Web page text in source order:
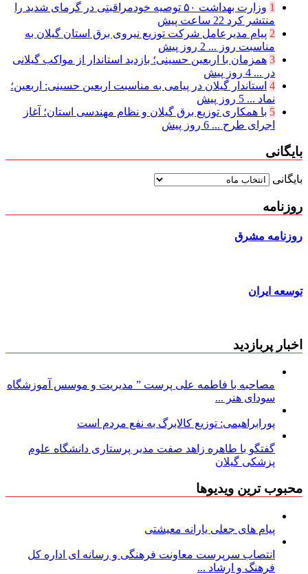
1
وزارت بهداشت ۵۰ توصیه خودمراقبتی در گرمای شدید را
منتشر کرد 22 ساعت پیش
2 پیام مدیرعامل شركت توزیع نیروی برق استان گیلان به
مناسبت روز ... 2 روز پیش
3 همزمان با اربعین حسینی؛ بازدید استاندار از مواکب گیلانی
در ... 4 روز پیش
4 استاندار گیلان در پیامی به مناسبت اربعین حسینی: اربعین؛
نماد ... 5 روز پیش
5 با همکاری توزیع برق گیلان و نظام مهندسی استان؛ آغاز
اجرای طرح ... 6 روز پیش
بایگانی
بایگانی
روزنامه
روزنامه مشرق
توسعه ایران
اخبار پربازدید
مصاحبه با فاطمه علی پرست ” مدیریت و موسس آموزشگاه
سودای هنر ...
پورابراهیمی: توزیع کالابرگ به نفع مردم است
گفتگو با طاهره زاهد صفت مدیر پرستاری دانشگاه علوم
پزشکی گیلان
محبوب ترین ویدیوها
پیام های جعلی یارانه معیشتی
انتصاب سرپرست معاونت فرهنگی و رسانه ای اداره کل
فرهنگ و ارشاد ...